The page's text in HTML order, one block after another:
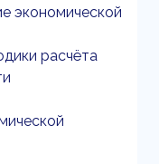
экономической
расчёта